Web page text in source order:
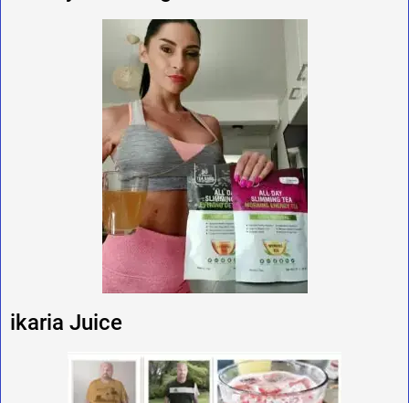
ikaria Juice